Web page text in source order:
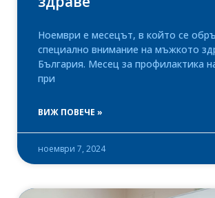
Ноември е месецът, в който се
специално внимание на мъжкото
България. Месец за профилактика
при
ВИЖ ПОВЕЧЕ »
ноември 7, 2024